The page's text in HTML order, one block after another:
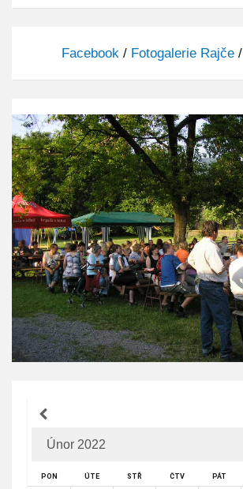
Facebook/ Fotogalerie Rajče/
PON ÚTE STŘ ČTV PÁT